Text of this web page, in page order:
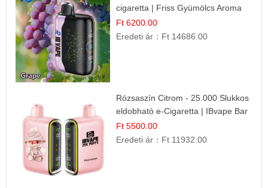
cigaretta | Friss Gyümölcs Aroma
Ft 6200.00
Eredeti ár： Ft 14686.00
Rózsaszín Citrom - 25.000 Slukkos
eldobható e-Cigaretta | IBvape Bar
Ft 5500.00
Eredeti ár： Ft 11932.00